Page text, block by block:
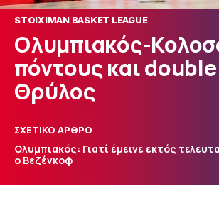
STOIXIMAN BASKET LEAGUE
Ολυμπιακός-
πόντους και
Θρύλος
ΣΧΕΤΙΚΟ ΑΡΘΡΟ
Ολυμπιακός: Γιατί έμεινε εκτός
ο Βεζένκοφ